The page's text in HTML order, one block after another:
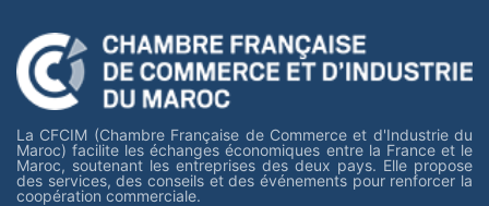
La CFCIM (Chambre Française de Commerce et d'Industrie du
Maroc) facilite les échanges économiques entre la France et le
Maroc, soutenant les entreprises des deux pays. Elle propose
des services, des conseils et des événements pour renforcer la
coopération commerciale.